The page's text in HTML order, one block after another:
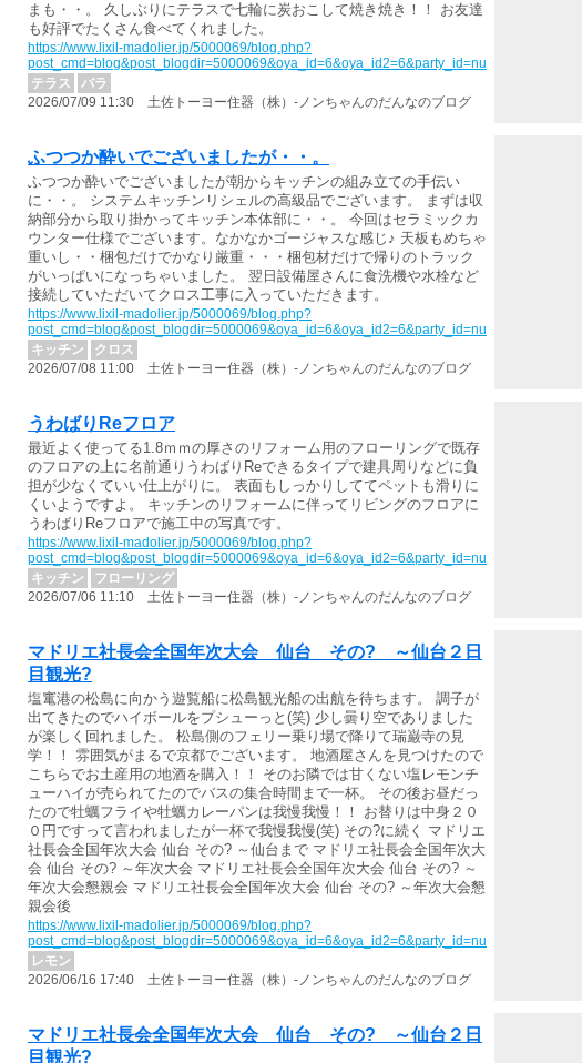
まも・・。 久しぶりにテラスで七輪に炭おこして焼き焼き！！ お友達
も好評でたくさん食べてくれました。
https://www.lixil-madolier.jp/5000069/blog.php?
テラス
バラ
2026/07/09 11:30 土佐トーヨー住器（株）-ノンちゃんのだんなのブログ
ふつつか酔いでございましたが・・。
ふつつか酔いでございましたが朝からキッチンの組み立ての手伝い
に・・。 システムキッチンリシェルの高級品でございます。 まずは収
納部分から取り掛かってキッチン本体部に・・。 今回はセラミックカ
ウンター仕様でございます。なかなかゴージャスな感じ♪ 天板もめちゃ
重いし・・梱包だけでかなり厳重・・・梱包材だけで帰りのトラック
がいっぱいになっちゃいました。 翌日設備屋さんに食洗機や水栓など
接続していただいてクロス工事に入っていただきます。
https://www.lixil-madolier.jp/5000069/blog.php?
キッチン
クロス
2026/07/08 11:00 土佐トーヨー住器（株）-ノンちゃんのだんなのブログ
うわばりReフロア
最近よく使ってる1.8ｍｍの厚さのリフォーム用のフローリングで既存
のフロアの上に名前通りうわばりReできるタイプで建具周りなどに負
担が少なくていい仕上がりに。 表面もしっかりしててペットも滑りに
くいようですよ。 キッチンのリフォームに伴ってリビングのフロアに
うわばりReフロアで施工中の写真です。
https://www.lixil-madolier.jp/5000069/blog.php?
キッチン
フローリング
2026/07/06 11:10 土佐トーヨー住器（株）-ノンちゃんのだんなのブログ
マドリエ社長会全国年次大会 仙台 その? ～仙台２日
目観光?
塩竃港の松島に向かう遊覧船に松島観光船の出航を待ちます。 調子が
出てきたのでハイボールをプシューっと(笑) 少し曇り空でありました
が楽しく回れました。 松島側のフェリー乗り場で降りて瑞巌寺の見
学！！ 雰囲気がまるで京都でございます。 地酒屋さんを見つけたので
こちらでお土産用の地酒を購入！！ そのお隣では甘くない塩レモンチ
ューハイが売られてたのでバスの集合時間まで一杯。 その後お昼だっ
たので牡蠣フライや牡蠣カレーパンは我慢我慢！！ お替りは中身２０
０円ですって言われましたが一杯で我慢我慢(笑) その?に続く マドリエ
社長会全国年次大会 仙台 その? ～仙台まで マドリエ社長会全国年次大
会 仙台 その? ～年次大会 マドリエ社長会全国年次大会 仙台 その? ～
年次大会懇親会 マドリエ社長会全国年次大会 仙台 その? ～年次大会懇
親会後
https://www.lixil-madolier.jp/5000069/blog.php?
レモン
2026/06/16 17:40 土佐トーヨー住器（株）-ノンちゃんのだんなのブログ
マドリエ社長会全国年次大会 仙台 その? ～仙台２日
目観光?